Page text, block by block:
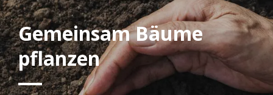
Gemeinsam Bäume
pflanzen